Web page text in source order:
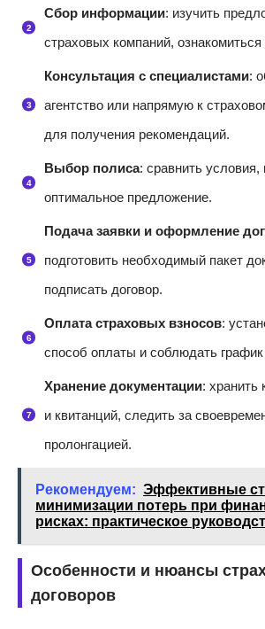
Сбор информации: изучить
страховых компаний,
Консультация с специалистами:
агентство или напрямую к
для получения рекомендаций.
Выбор полиса: сравнить
оптимальное предложение.
Подача заявки и оформление
подготовить необходимый пакет
подписать договор.
Оплата страховых взносов:
способ оплаты и соблюдать
Хранение документации: хранить
и квитанций, следить за
пролонгацией.
Рекомендуем: Эффективные
минимизации потерь при
рисках: практическое
Особенности и нюансы
договоров